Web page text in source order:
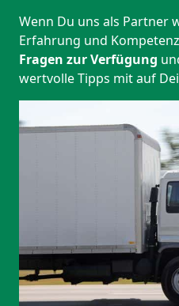
Wenn Du uns als Partner
Erfahrung und
Fragen zur Verfügung
wertvolle Tipps mit auf